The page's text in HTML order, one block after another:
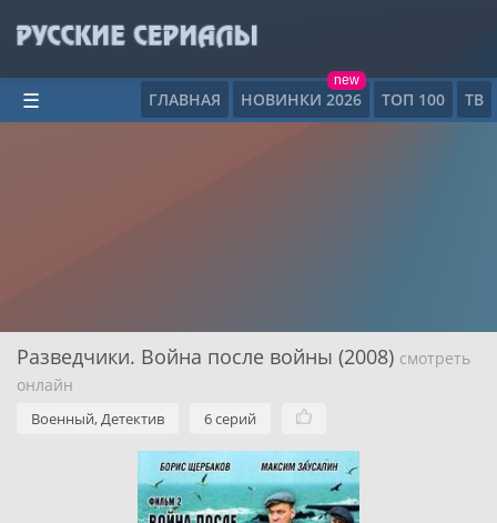
ГЛАВНАЯ НОВИНКИ 2026
new
ТОП 100 ТВ
☰
Разведчики. Война после войны (2008) смотреть
онлайн
Военный, Детектив 6 серий